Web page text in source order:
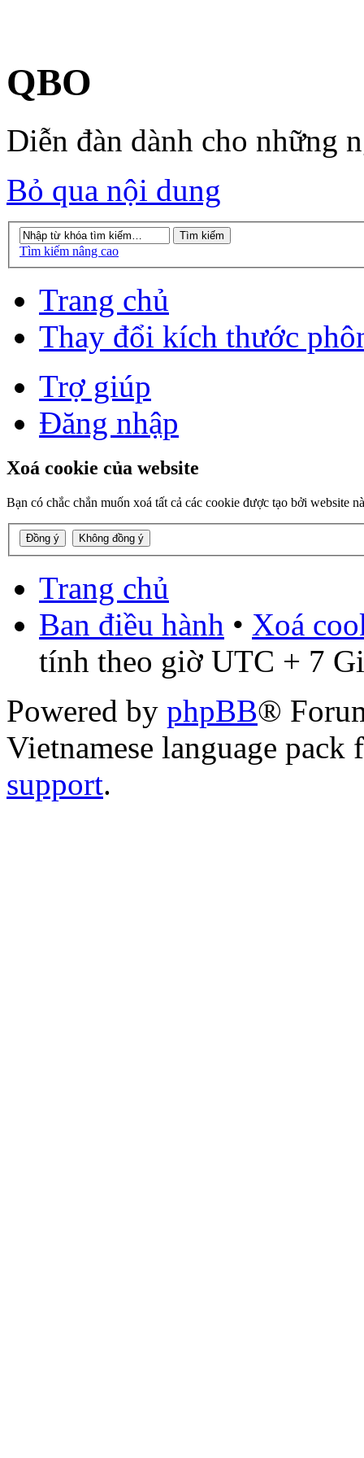
QBO
Diễn đàn dành cho những
Bỏ qua nội dung
Tìm kiếm nâng cao
Trang chủ
Thay đổi kích thước
Trợ giúp
Đăng nhập
Xoá cookie của website
Bạn có chắc chắn muốn xoá tất cả các cookie được tạo bởi website
Trang chủ
Ban điều hành • Xoá
tính theo giờ UTC + 7
Powered by phpBB®
Vietnamese language
support.